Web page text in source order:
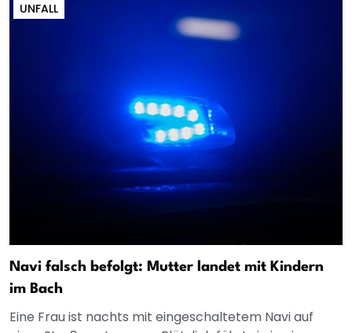
UNFALL
Navi falsch befolgt: Mutter landet mit Kindern
im Bach
Eine Frau ist nachts mit eingeschaltetem Navi auf